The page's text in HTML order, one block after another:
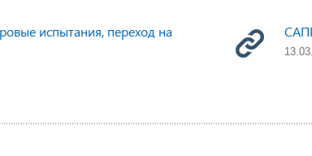
испытания, переход на